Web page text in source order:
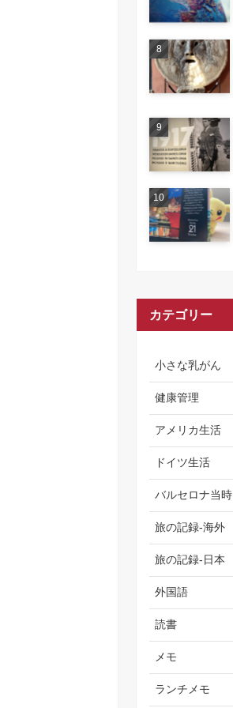
カテゴリー
小さな乳がん
健康管理
アメリカ生活
ドイツ生活
バルセロナ当時
旅の記録-海外
旅の記録-日本
外国語
読書
メモ
ランチメモ